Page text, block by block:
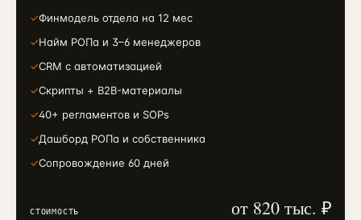
✓Финмодель отдела на 12 мес
✓Найм РОПа и 3–6 менеджеров
✓CRM с автоматизацией
✓Скрипты + B2B-материалы
✓40+ регламентов и SOPs
✓Дашборд РОПа и собственника
✓Сопровождение 60 дней
СТОИМОСТЬ от 820 тыс. ₽